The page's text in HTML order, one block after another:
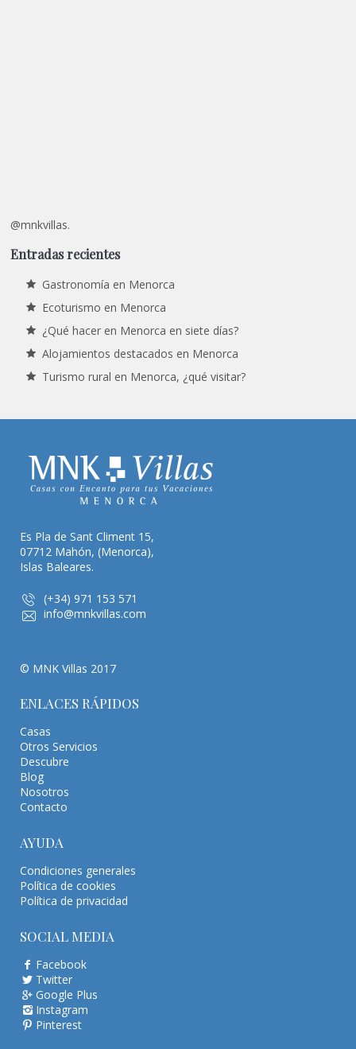
@mnkvillas.
Entradas recientes
Gastronomía en Menorca
Ecoturismo en Menorca
¿Qué hacer en Menorca en siete días?
Alojamientos destacados en Menorca
Turismo rural en Menorca, ¿qué visitar?
Es Pla de Sant Climent 15,
07712 Mahón, (Menorca),
Islas Baleares.
(+34) 971 153 571
info@mnkvillas.com
© MNK Villas 2017
ENLACES RÁPIDOS
Casas
Otros Servicios
Descubre
Blog
Nosotros
Contacto
AYUDA
Condiciones generales
Política de cookies
Política de privacidad
SOCIAL MEDIA
Facebook
Twitter
Google Plus
Instagram
Pinterest